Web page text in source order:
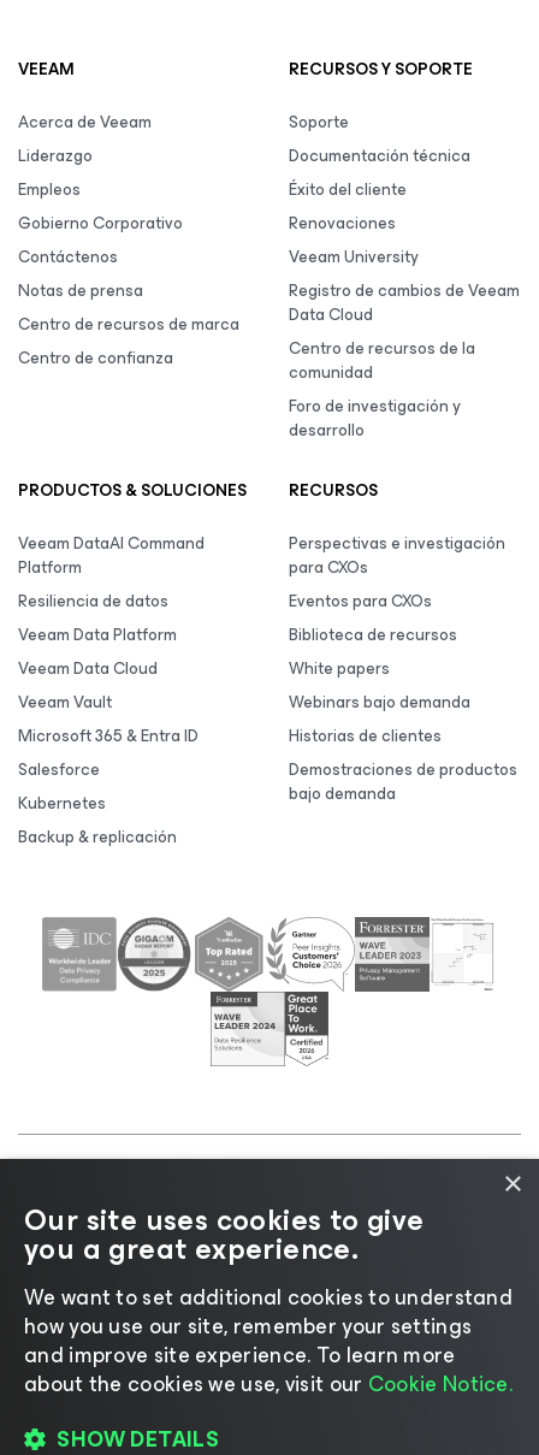
VEEAM
Acerca de Veeam
Liderazgo
Empleos
Gobierno Corporativo
Contáctenos
Notas de prensa
Centro de recursos de marca
Centro de confianza
RECURSOS Y SOPORTE
Soporte
Documentación técnica
Éxito del cliente
Renovaciones
Veeam University
Registro de cambios de Veeam
Data Cloud
Centro de recursos de la
comunidad
Foro de investigación y
desarrollo
PRODUCTOS & SOLUCIONES
Veeam DataAI Command
Platform
Resiliencia de datos
Veeam Data Platform
Veeam Data Cloud
Veeam Vault
Microsoft 365 & Entra ID
Salesforce
Kubernetes
Backup & replicación
RECURSOS
Perspectivas e investigación
para CXOs
Eventos para CXOs
Biblioteca de recursos
White papers
Webinars bajo demanda
Historias de clientes
Demostraciones de productos
bajo demanda
Aviso de cookies|Legal|Política de licencias
Recursos para proveedores
Cambiar idioma
×
Our site uses cookies to give
you a great experience.
We want to set additional cookies to understand
how you use our site, remember your settings
and improve site experience. ​To learn more
about the cookies we use, visit our Cookie Notice.
SHOW DETAILS